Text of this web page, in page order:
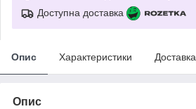
Доступна доставка
Опис Характеристики Доставка
Опис